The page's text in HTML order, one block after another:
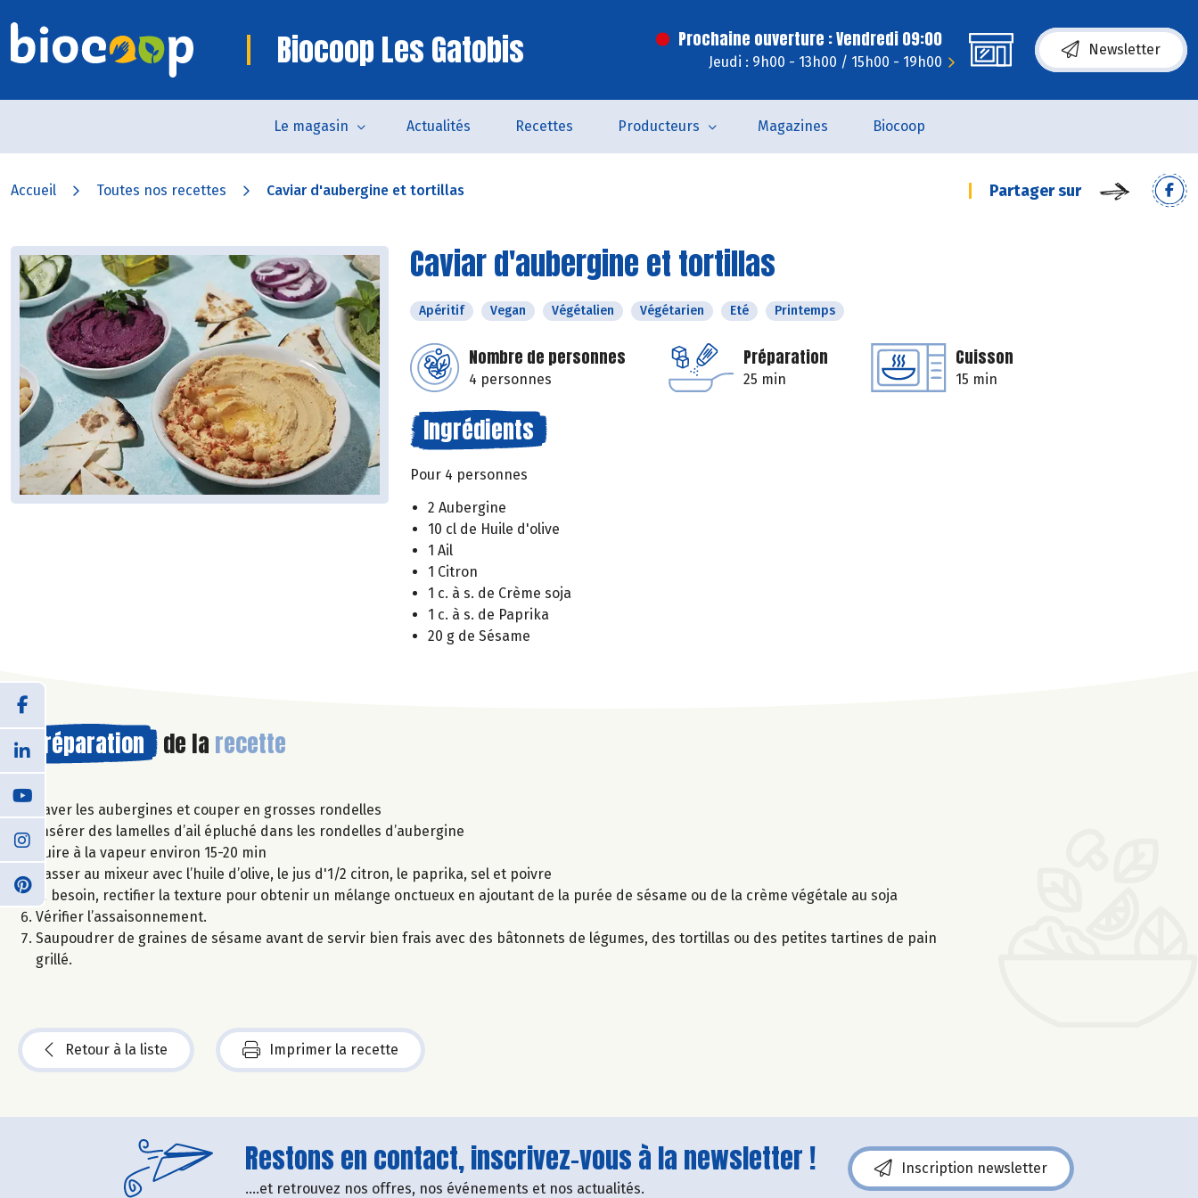
Biocoop Les Gatobis Prochaine ouverture : Vendredi 09:00
Jeudi : 9h00 - 13h00 / 15h00 - 19h00
Newsletter
Le magasin Actualités Recettes Producteurs Magazines Biocoop
Accueil Toutes nos recettes Caviar d'aubergine et tortillas Partager sur
Caviar d'aubergine et tortillas
Apéritif Vegan Végétalien Végétarien Eté Printemps
Nombre de personnes
4 personnes
Préparation
25 min
Cuisson
15 min
Ingrédients
Pour 4 personnes
2 Aubergine
10 cl de Huile d'olive
1 Ail
1 Citron
1 c. à s. de Crème soja
1 c. à s. de Paprika
20 g de Sésame
Préparation de la recette
Laver les aubergines et couper en grosses rondelles
Insérer des lamelles d’ail épluché dans les rondelles d’aubergine
Cuire à la vapeur environ 15-20 min
Passer au mixeur avec l’huile d’olive, le jus d'1/2 citron, le paprika, sel et poivre
Si besoin, rectifier la texture pour obtenir un mélange onctueux en ajoutant de la purée de sésame ou de la crème végétale au soja
Vérifier l’assaisonnement.
Saupoudrer de graines de sésame avant de servir bien frais avec des bâtonnets de légumes, des tortillas ou des petites tartines de pain
grillé.
Retour à la liste Imprimer la recette
Restons en contact, inscrivez-vous à la newsletter !
....et retrouvez nos offres, nos événements et nos actualités.
Inscription newsletter